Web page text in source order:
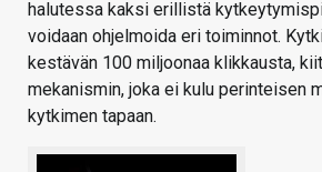
halutessa kaksi erillistä
voidaan ohjelmoida eri toiminnot.
kestävän 100 miljoonaa klikkausta,
mekanismin, joka ei kulu perinteisen
kytkimen tapaan.